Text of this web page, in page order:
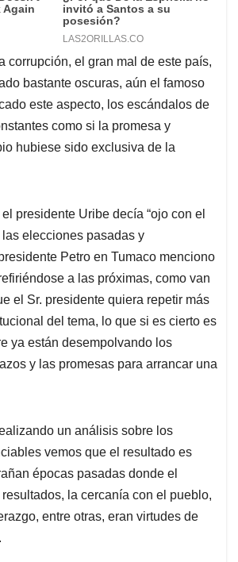
corrupción, el gran mal de este país,
bastante oscuras, aún el famoso
este aspecto, los escándalos de
como si la promesa y
hubiese sido exclusiva de la
presidente Uribe decía “ojo con el
las elecciones pasadas y
Petro en Tumaco menciono
a las próximas, como van
el Sr. presidente quiera repetir más
del tema, lo que si es cierto es
ya están desempolvando los
y las promesas para arrancar una
un análisis sobre los
vemos que el resultado es
épocas pasadas donde el
la cercanía con el pueblo,
entre otras, eran virtudes de